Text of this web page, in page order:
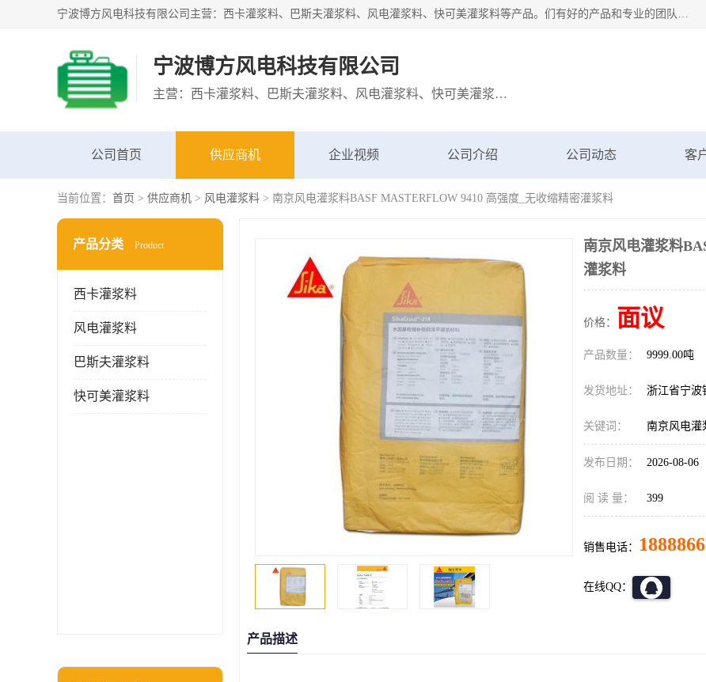
宁波博方风电科技有限公司主营：西卡灌浆料、巴斯夫灌浆料、风电灌浆料、快可美灌浆料等产品。们有好的产品和专业的团队，公司发展迅速，我们为客户提供优质的产品、良好的技术支持、健全的售后服务。
宁波博方风电科技有限公司
主营：西卡灌浆料、巴斯夫灌浆料、风电灌浆料、快可美灌浆料等产品
公司首页 供应商机 企业视频 公司介绍 公司动态 客
当前位置： 首页 > 供应商机 > 风电灌浆料 > 南京风电灌浆料BASF MASTERFLOW 9410 高强度_无收缩精密灌浆料
产品分类 Product
西卡灌浆料
风电灌浆料
巴斯夫灌浆料
快可美灌浆料
南京风电灌浆料
灌浆料
价格： 面议
产品数量： 9999.00吨
发货地址： 浙江省宁波
关键词： 南京风电灌
发布日期： 2026-08-06
阅 读 量： 399
销售电话：
在线QQ：
产品描述